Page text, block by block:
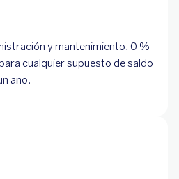
y mantenimiento. 0 %
cualquier supuesto de saldo
año.